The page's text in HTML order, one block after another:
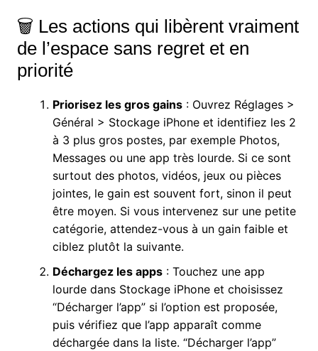
🗑️ Les actions qui libèrent vraiment
de l’espace sans regret et en
priorité
Priorisez les gros gains: Ouvrez Réglages >
Général > Stockage iPhone et identifiez les 2
à 3 plus gros postes, par exemple Photos,
Messages ou une app très lourde. Si ce sont
surtout des photos, vidéos, jeux ou pièces
jointes, le gain est souvent fort, sinon il peut
être moyen. Si vous intervenez sur une petite
catégorie, attendez-vous à un gain faible et
ciblez plutôt la suivante.
Déchargez les apps: Touchez une app
lourde dans Stockage iPhone et choisissez
“Décharger l’app” si l’option est proposée,
puis vérifiez que l’app apparaît comme
déchargée dans la liste. “Décharger l’app”